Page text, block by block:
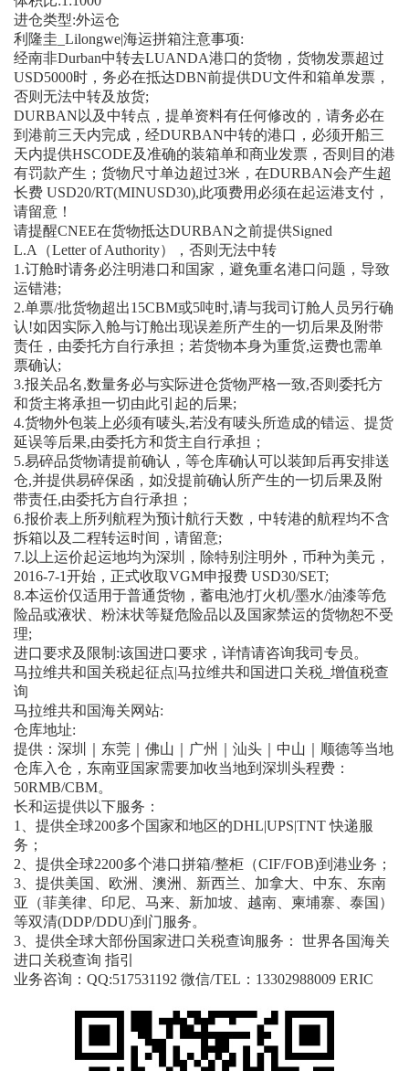
进仓类型:外运仓
利隆圭_Lilongwe|海运拼箱注意事项:
经南非Durban中转去LUANDA港口的货物，货物发票超过
USD5000时，务必在抵达DBN前提供DU文件和箱单发票，
否则无法中转及放货;
DURBAN以及中转点，提单资料有任何修改的，请务必在
到港前三天内完成，经DURBAN中转的港口，必须开船三
天内提供HSCODE及准确的装箱单和商业发票，否则目的港
有罚款产生；货物尺寸单边超过3米，在DURBAN会产生超
长费 USD20/RT(MINUSD30),此项费用必须在起运港支付，
请留意！
请提醒CNEE在货物抵达DURBAN之前提供Signed
L.A（Letter of Authority），否则无法中转
1.订舱时请务必注明港口和国家，避免重名港口问题，导致
运错港;
2.单票/批货物超出15CBM或5吨时,请与我司订舱人员另行确
认!如因实际入舱与订舱出现误差所产生的一切后果及附带
责任，由委托方自行承担；若货物本身为重货,运费也需单
票确认;
3.报关品名,数量务必与实际进仓货物严格一致,否则委托方
和货主将承担一切由此引起的后果;
4.货物外包装上必须有唛头,若没有唛头所造成的错运、提货
延误等后果,由委托方和货主自行承担；
5.易碎品货物请提前确认，等仓库确认可以装卸后再安排送
仓,并提供易碎保函，如没提前确认所产生的一切后果及附
带责任,由委托方自行承担；
6.报价表上所列航程为预计航行天数，中转港的航程均不含
拆箱以及二程转运时间，请留意;
7.以上运价起运地均为深圳，除特别注明外，币种为美元，
2016-7-1开始，正式收取VGM申报费 USD30/SET;
8.本运价仅适用于普通货物，蓄电池/打火机/墨水/油漆等危
险品或液状、粉沫状等疑危险品以及国家禁运的货物恕不受
理;
进口要求及限制:该国进口要求，详情请咨询我司专员。
马拉维共和国关税起征点|马拉维共和国进口关税_增值税查
询
马拉维共和国海关网站:
仓库地址:
提供：深圳｜东莞｜佛山｜广州｜汕头｜中山｜顺德等当地
仓库入仓，东南亚国家需要加收当地到深圳头程费：
50RMB/CBM。
长和运提供以下服务：
1、提供全球200多个国家和地区的DHL|UPS|TNT 快递服
务；
2、提供全球2200多个港口拼箱/整柜（CIF/FOB)到港业务；
3、提供美国、欧洲、澳洲、新西兰、加拿大、中东、东南
亚（菲美律、印尼、马来、新加坡、越南、柬埔寨、泰国）
等双清(DDP/DDU)到门服务。
3、提供全球大部份国家进口关税查询服务： 世界各国海关
进口关税查询 指引
业务咨询：QQ:517531192 微信/TEL：13302988009 ERIC